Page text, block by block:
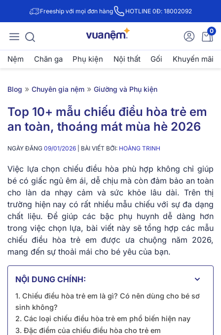
Freeship với mọi đơn hàng HOTLINE 0Đ: 18002092
0
Nệm Chăn ga Phụ kiện Nội thất Gối Khuyến mãi
Blog » Chuyên gia nệm » Giường và Phụ kiện
Top 10+ mẫu chiếu điều hòa trẻ em
an toàn, thoáng mát mùa hè 2026
NGÀY ĐĂNG 09/01/2026 | BÀI VIẾT BỞI: HOÀNG TRINH
Việc lựa chọn chiếu điều hòa phù hợp không chỉ giúp
bé có giấc ngủ êm ái, dễ chịu mà còn đảm bảo an toàn
cho làn da nhạy cảm và sức khỏe lâu dài. Trên thị
trường hiện nay có rất nhiều mẫu chiếu với sự đa dạng
chất liệu. Để giúp các bậc phụ huynh dễ dàng hơn
trong việc chọn lựa, bài viết này sẽ tổng hợp các mẫu
chiếu điều hòa trẻ em được ưa chuộng năm 2026,
mang đến sự thoải mái cho bé yêu của bạn.
NỘI DUNG CHÍNH:
1. Chiếu điều hòa trẻ em là gì? Có nên dùng cho bé sơ
sinh không?
2. Các loại chiếu điều hòa trẻ em phổ biến hiện nay
3. Đặc điểm của chiếu điều hòa cho trẻ em